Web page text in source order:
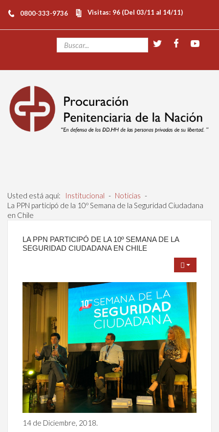
0800-333-9736 Visitas: 96 (Del 03/11 al 14/11)
Usted está aquí: Institucional - Noticias -
La PPN participó de la 10º Semana de la Seguridad Ciudadana
en Chile
LA PPN PARTICIPÓ DE LA 10º SEMANA DE LA
SEGURIDAD CIUDADANA EN CHILE
14 de Diciembre, 2018.